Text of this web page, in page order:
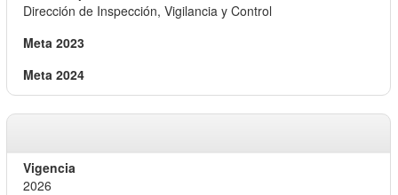
Dirección de Inspección, Vigilancia y Control
2026